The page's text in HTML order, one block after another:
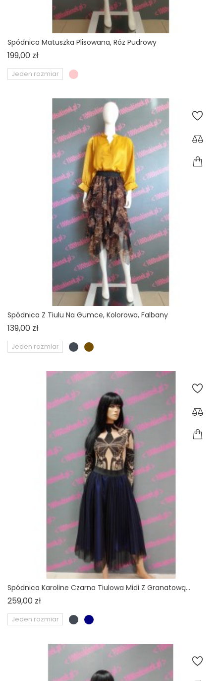
Spódnica Matuszka Plisowana, Róż Pudrowy
199,00 złCena
Jeden rozmiar
Spódnica Z Tiulu Na Gumce, Kolorowa, Falbany
139,00 złCena
Jeden rozmiar
Spódnica Karoline Czarna Tiulowa Midi Z Granatową...
259,00 złCena
Jeden rozmiar